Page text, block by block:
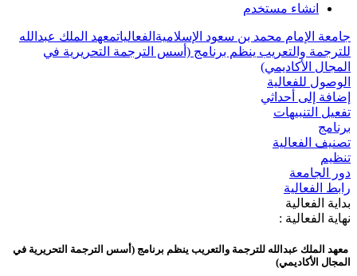
انشاء مستخدم
جامعة الإمام محمد بن سعود الإسلامية الفعالياتمعهد الملك عبدالله
للترجمة والتعريب ينظم برنامج (أسس الترجمة التحريرية في
المجال الأكاديمي)
الوصول للفعالية
إضافة إلى أحداثي
تفعيل التنبيهات
برنامج
تصنيف الفعالية
تنظيم
دور الجامعة
رابط الفعالية
بداية الفعالية
نهاية الفعالية :
معهد الملك عبدالله للترجمة والتعريب ينظم برنامج (أسس الترجمة التحريرية في
المجال الأكاديمي)